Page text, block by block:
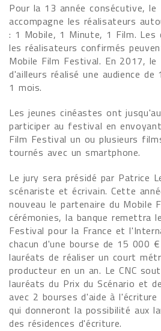
Pour la 13 année consécutive,
accompagne les réalisateurs
: 1 Mobile, 1 Minute, 1 Film. Les
les réalisateurs confirmés
Mobile Film Festival. En 2017,
d'ailleurs réalisé une audience
1 mois.
Les jeunes cinéastes ont
participer au festival en
Film Festival un ou plusieurs
tournés avec un smartphone.
Le jury sera présidé par Patrice
scénariste et écrivain. Cette
nouveau le partenaire du Mobile
cérémonies, la banque remettra
Festival pour la France et
chacun d'une bourse de 15 000
lauréats de réaliser un court
producteur en un an. Le CNC
lauréats du Prix du Scénario et
avec 2 bourses d'aide à
qui donneront la possibilité aux
des résidences d'écriture.